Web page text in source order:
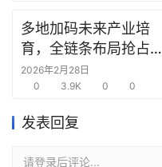
商
机
链
圈
多地加码未来产业培
育，全链条布局抢占新
赛道先机
2026年2月28日
0
3.9K 0 0
发表回复
请登录后评论...